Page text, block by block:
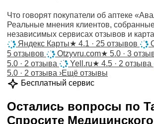
Что говорят покупатели об аптеке
Реальные мнения клиентов,
независимых сервисах отзывов и
Яндекс Карты★ 4.1 · 25 отзывов
5 отзывов
Otzyvru.com★ 5.0 · 3
5.0 · 2 отзыва
Yell.ru★ 4.5 · 2 отзыва
5.0 · 2 отзыва ›Ещё отзывы
Бесплатный сервис
Остались вопросы по
Спросите